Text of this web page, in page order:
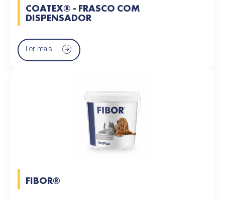
COATEX® - FRASCO COM
DISPENSADOR
Ler mais
FIBOR®